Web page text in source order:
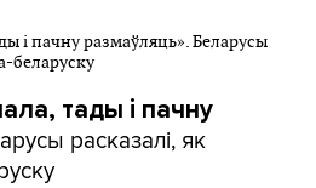
тады і пачну
расказалі, як